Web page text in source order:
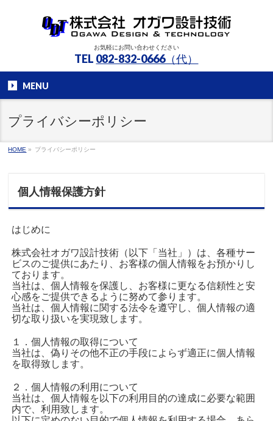
お気軽にお問い合わせください
TEL 082-832-0666（代）
MENU
プライバシーポリシー
HOME » プライバシーポリシー
個人情報保護方針
はじめに
株式会社オガワ設計技術（以下「当社」）は、各種サー
ビスのご提供にあたり、お客様の個人情報をお預かりし
ております。
当社は、個人情報を保護し、お客様に更なる信頼性と安
心感をご提供できるように努めて参ります。
当社は、個人情報に関する法令を遵守し、個人情報の適
切な取り扱いを実現致します。
１．個人情報の取得について
当社は、偽りその他不正の手段によらず適正に個人情報
を取得致します。
２．個人情報の利用について
当社は、個人情報を以下の利用目的の達成に必要な範囲
内で、利用致します。